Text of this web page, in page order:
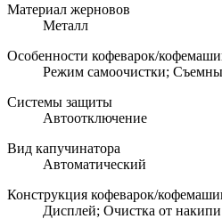
Материал жерновов
Металл
Особенности кофеварок/
Режим самоочистки;
Системы защиты
Автоотключение
Вид капучинатора
Автоматический
Конструкция кофеварок/
Дисплей; Очистка от накипи